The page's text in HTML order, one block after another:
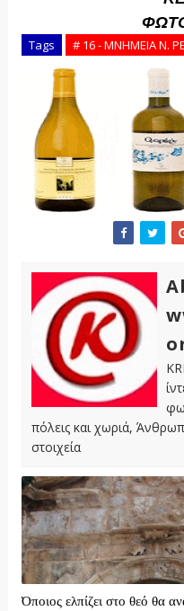
Tags # 16 - ΜΝΗΜΕΙΑ Ν.
πόλεις και χωριά,
στοιχεία
Όποιος ελπίζει στο θεό θα